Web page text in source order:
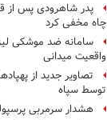
پدر شاهرودی پس از
چاه مخفی کرد
سامانه ضد موشکی
واقعیت میدانی
تصاویر جدید از
توسط سپاه
هشدار سرمربی